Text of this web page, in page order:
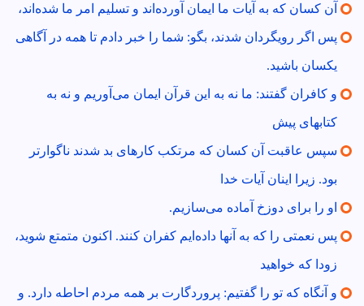
آن كسان كه به آيات ما ايمان آورده‌اند و تسليم امر ما شده‌اند،
پس اگر رويگردان شدند، بگو: شما را خبر دادم تا همه در آگاهى
يكسان باشيد.
و كافران گفتند: ما نه به اين قرآن ايمان مى‌آوريم و نه به
كتابهاى پيش
سپس عاقبت آن كسان كه مرتكب كارهاى بد شدند ناگوارتر
بود. زيرا اينان آيات خدا
او را براى دوزخ آماده مى‌سازيم.
پس نعمتى را كه به آنها داده‌ايم كفران كنند. اكنون متمتع شويد،
زودا كه خواهيد
و آنگاه كه تو را گفتيم: پروردگارت بر همه مردم احاطه دارد. و